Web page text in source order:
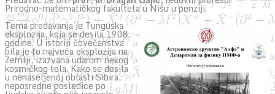
Prirodno-matematičkog fakulteta u Nišu u penziji.
Tema predavanja je Tunguska
eksplozija, koja se desila 1908.
godine. U istoriji čovečanstva
bila je to najveća eksplozija na
Zemlji, izazvana udarom nekog
kosmičkog tela. Kako se desila
u nenaseljenoj oblasti Sibira,
neposredne posledice po